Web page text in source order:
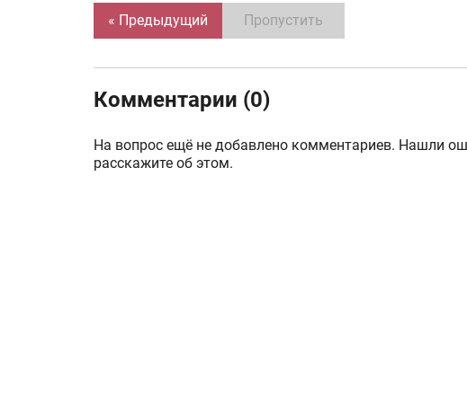
« Предыдущий Пропустить
Комментарии (0)
На вопрос ещё не добавлено комментариев. Нашли
расскажите об этом.